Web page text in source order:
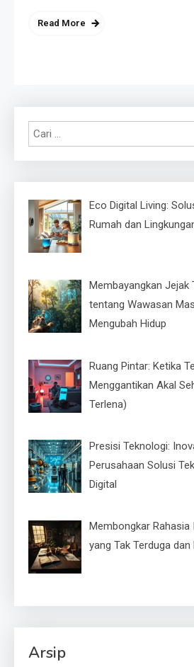
Read More
Eco Digital Living:
Rumah dan
Membayangkan Jejak
tentang Wawasan
Mengubah Hidup
Ruang Pintar: Ketika
Menggantikan Akal
Terlena)
Presisi Teknologi:
Perusahaan Solusi
Digital
Membongkar Rahasia
yang Tak Terduga
Arsip